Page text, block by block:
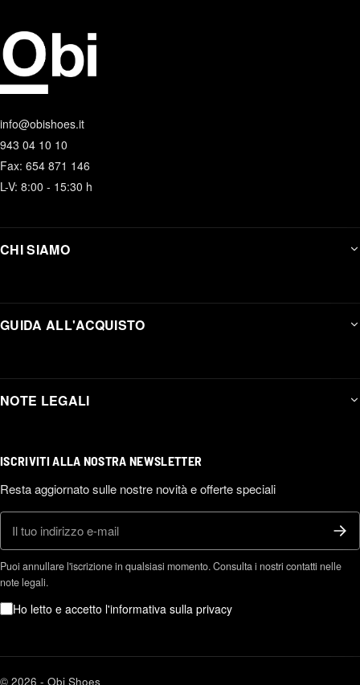
info@obishoes.it
943 04 10 10
Fax: 654 871 146
L-V: 8:00 - 15:30 h
CHI SIAMO
GUIDA ALL'ACQUISTO
NOTE LEGALI
ISCRIVITI ALLA NOSTRA NEWSLETTER
Resta aggiornato sulle nostre novità e offerte speciali
Puoi annullare l'iscrizione in qualsiasi momento. Consulta i nostri contatti nelle
note legali.
Ho letto e accetto l'informativa sulla privacy
© 2026 - Obi Shoes